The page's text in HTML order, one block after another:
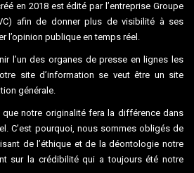
en 2018 est édité par l’entreprise Groupe
afin de donner plus de visibilité à ses
l’opinion publique en temps réel.
l’un des organes de presse en lignes les
site d’information se veut être un site
générale.
notre originalité fera la différence dans
C’est pourquoi, nous sommes obligés de
de l’éthique et de la déontologie notre
sur la crédibilité qui a toujours été notre